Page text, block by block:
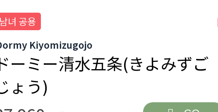
녀 공용
Kiyomizugojo
ーミー清水五条(きよみずご
ょう)